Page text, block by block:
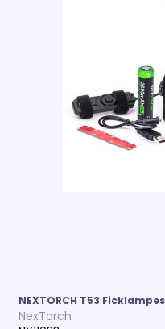
NEXTORCH T53
NexTorch